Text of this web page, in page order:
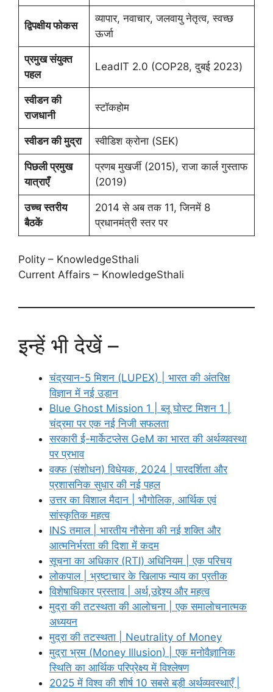
द्विपक्षीय फोकस
व्यापार, नवाचार, जलवायु नेतृत्व, स्वच्छ
ऊर्जा
प्रमुख संयुक्त
पहल
LeadIT 2.0 (COP28, दुबई 2023)
स्वीडन की
राजधानी
स्टॉकहोम
स्वीडन की मुद्रा स्वीडिश क्रोना (SEK)
पिछली प्रमुख
यात्राएँ
प्रणब मुखर्जी (2015), राजा कार्ल गुस्ताफ
(2019)
उच्च स्तरीय
बैठकें
2014 से अब तक 11, जिनमें 8
प्रधानमंत्री स्तर पर
Polity – KnowledgeSthali
Current Affairs – KnowledgeSthali
इन्हें भी देखें –
चंद्रयान-5 मिशन (LUPEX) | भारत की अंतरिक्ष
विज्ञान में नई उड़ान
Blue Ghost Mission 1 | ब्लू घोस्ट मिशन 1 |
चंद्रमा पर एक नई निजी सफलता
सरकारी ई-मार्केटप्लेस GeM का भारत की अर्थव्यवस्था
पर प्रभाव
वक्फ (संशोधन) विधेयक, 2024 | पारदर्शिता और
प्रशासनिक सुधार की नई पहल
उत्तर का विशाल मैदान | भौगोलिक, आर्थिक एवं
सांस्कृतिक महत्व
INS तमाल | भारतीय नौसेना की नई शक्ति और
आत्मनिर्भरता की दिशा में कदम
सूचना का अधिकार (RTI) अधिनियम | एक परिचय
लोकपाल | भ्रष्टाचार के खिलाफ न्याय का प्रतीक
विशेषाधिकार प्रस्ताव | अर्थ,उद्देश्य और महत्व
मुद्रा की तटस्थता की आलोचना | एक समालोचनात्मक
अध्ययन
मुद्रा की तटस्थता | Neutrality of Money
मुद्रा भ्रम (Money Illusion) | एक मनोवैज्ञानिक
स्थिति का आर्थिक परिप्रेक्ष्य में विश्लेषण
2025 में विश्व की शीर्ष 10 सबसे बड़ी अर्थव्यवस्थाएँ |